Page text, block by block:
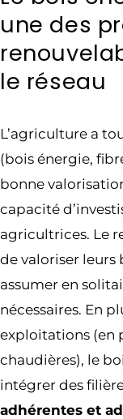
une des
le réseau
L’agriculture a
(bois énergie,
bonne
capacité
agricultrices. Le
de valoriser leurs
assumer en
nécessaires. En
exploitations (en
chaudières), le
intégrer des
adhérentes et